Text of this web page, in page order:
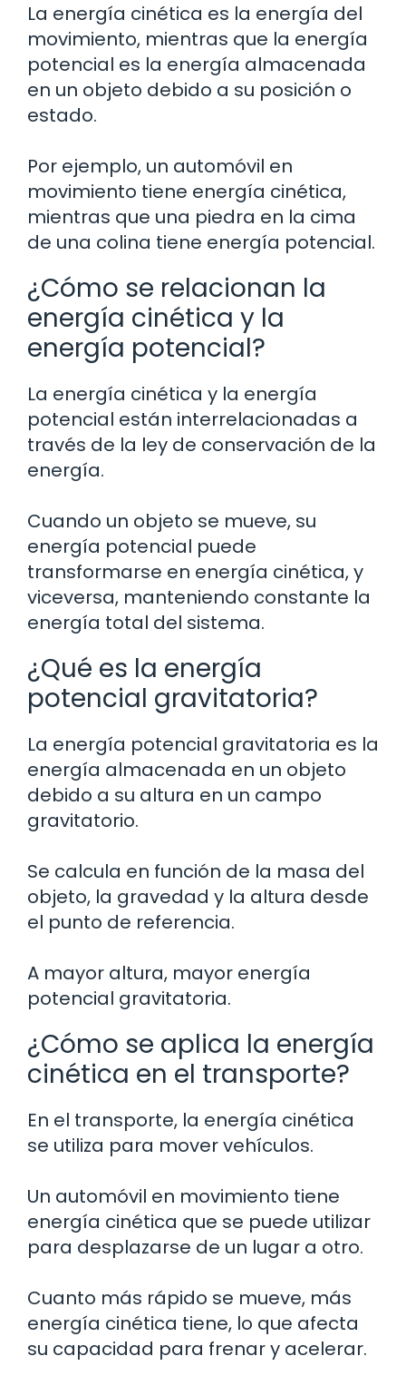
La energía cinética es la energía del
movimiento, mientras que la energía
potencial es la energía almacenada
en un objeto debido a su posición o
estado.
Por ejemplo, un automóvil en
movimiento tiene energía cinética,
mientras que una piedra en la cima
de una colina tiene energía potencial.
¿Cómo se relacionan la
energía cinética y la
energía potencial?
La energía cinética y la energía
potencial están interrelacionadas a
través de la ley de conservación de la
energía.
Cuando un objeto se mueve, su
energía potencial puede
transformarse en energía cinética, y
viceversa, manteniendo constante la
energía total del sistema.
¿Qué es la energía
potencial gravitatoria?
La energía potencial gravitatoria es la
energía almacenada en un objeto
debido a su altura en un campo
gravitatorio.
Se calcula en función de la masa del
objeto, la gravedad y la altura desde
el punto de referencia.
A mayor altura, mayor energía
potencial gravitatoria.
¿Cómo se aplica la energía
cinética en el transporte?
En el transporte, la energía cinética
se utiliza para mover vehículos.
Un automóvil en movimiento tiene
energía cinética que se puede utilizar
para desplazarse de un lugar a otro.
Cuanto más rápido se mueve, más
energía cinética tiene, lo que afecta
su capacidad para frenar y acelerar.